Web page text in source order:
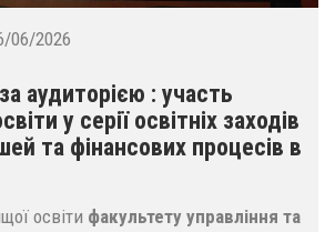
06/2026
аудиторією : участь
у серії освітніх заходів
та фінансових процесів в
освіти факультету управління та